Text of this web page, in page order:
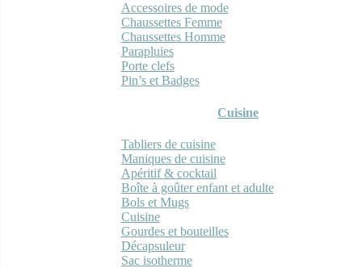
Accessoires de mode
Chaussettes Femme
Chaussettes Homme
Parapluies
Porte clefs
Pin’s et Badges
Cuisine
Tabliers de cuisine
Maniques de cuisine
Apéritif & cocktail
Boîte à goûter enfant et adulte
Bols et Mugs
Cuisine
Gourdes et bouteilles
Décapsuleur
Sac isotherme